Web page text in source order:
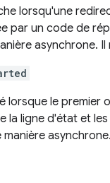
lorsqu'une
par un code de
asynchrone.
lorsque le premier
la ligne d'état et